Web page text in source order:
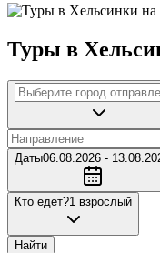
Туры в
Даты06.08.2026 -
Кто едет?1 взрослый
Найти